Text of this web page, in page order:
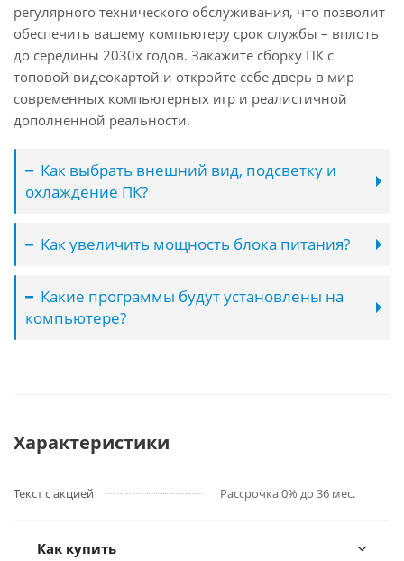
регулярного технического обслуживания, что позволит
обеспечить вашему компьютеру срок службы – вплоть
до середины 2030х годов. Закажите сборку ПК с
топовой видеокартой и откройте себе дверь в мир
современных компьютерных игр и реалистичной
дополненной реальности.
Как выбрать внешний вид, подсветку и
охлаждение ПК?
Как увеличить мощность блока питания?
Какие программы будут установлены на
компьютере?
Характеристики
Текст с акцией Рассрочка 0% до 36 мес.
Как купить